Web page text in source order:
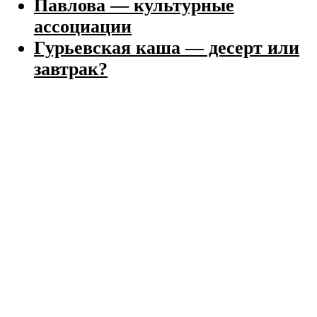
Павлова — культурные
ассоциации
Гурьевская каша — десерт или
завтрак?